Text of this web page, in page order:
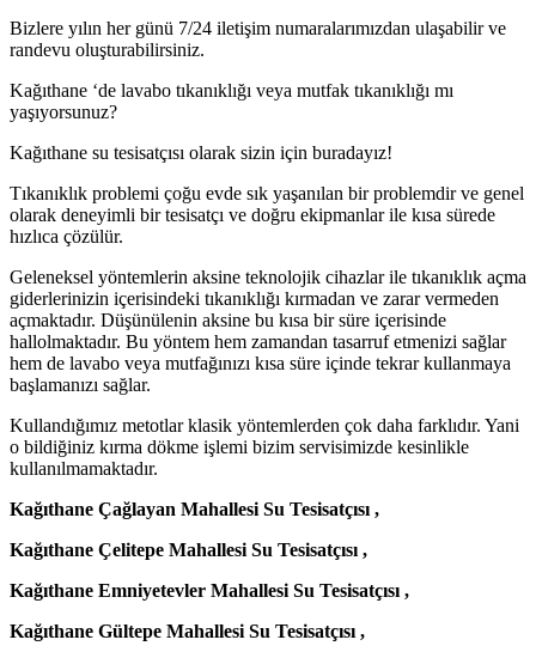
Bizlere yılın her günü 7/24 iletişim numaralarımızdan ulaşabilir ve
randevu oluşturabilirsiniz.
Kağıthane ‘de lavabo tıkanıklığı veya mutfak tıkanıklığı mı
yaşıyorsunuz?
Kağıthane su tesisatçısı olarak sizin için buradayız!
Tıkanıklık problemi çoğu evde sık yaşanılan bir problemdir ve genel
olarak deneyimli bir tesisatçı ve doğru ekipmanlar ile kısa sürede
hızlıca çözülür.
Geleneksel yöntemlerin aksine teknolojik cihazlar ile tıkanıklık açma
giderlerinizin içerisindeki tıkanıklığı kırmadan ve zarar vermeden
açmaktadır. Düşünülenin aksine bu kısa bir süre içerisinde
hallolmaktadır. Bu yöntem hem zamandan tasarruf etmenizi sağlar
hem de lavabo veya mutfağınızı kısa süre içinde tekrar kullanmaya
başlamanızı sağlar.
Kullandığımız metotlar klasik yöntemlerden çok daha farklıdır. Yani
o bildiğiniz kırma dökme işlemi bizim servisimizde kesinlikle
kullanılmamaktadır.
Kağıthane Çağlayan Mahallesi Su Tesisatçısı ,
Kağıthane Çelitepe Mahallesi Su Tesisatçısı ,
Kağıthane Emniyetevler Mahallesi Su Tesisatçısı ,
Kağıthane Gültepe Mahallesi Su Tesisatçısı ,